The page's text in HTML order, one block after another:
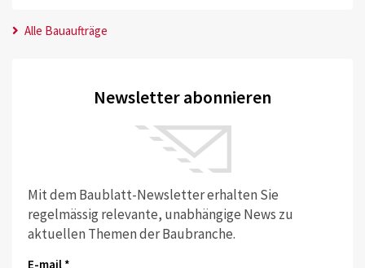
Alle Bauaufträge
Newsletter abonnieren
Mit dem Baublatt-Newsletter erhalten Sie
regelmässig relevante, unabhängige News zu
aktuellen Themen der Baubranche.
E-mail *